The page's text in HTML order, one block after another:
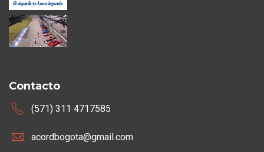
Contacto
(571) 311 4717585
acordbogota@gmail.com